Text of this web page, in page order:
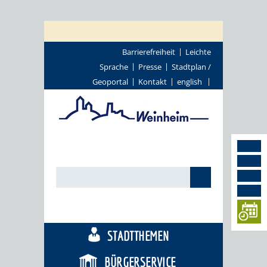
Barrierefreiheit
Leichte
Sprache
Presse
Stadtplan /
Geoportal
Kontakt english
STADTTHEMEN
BÜRGERSERVICE